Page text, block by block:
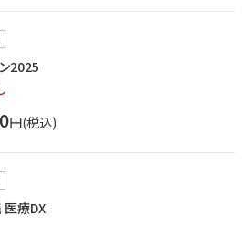
2025
円(税込)
医療DX